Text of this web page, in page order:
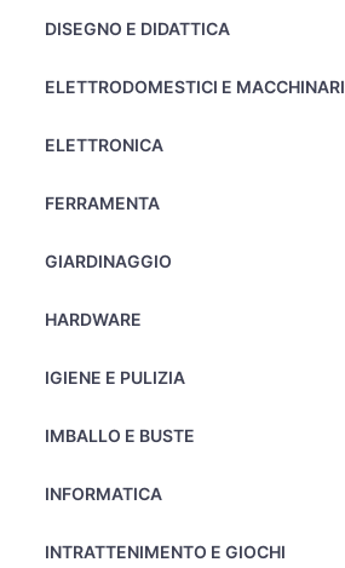
DISEGNO E DIDATTICA
ELETTRODOMESTICI E MACCHINARI
ELETTRONICA
FERRAMENTA
GIARDINAGGIO
HARDWARE
IGIENE E PULIZIA
IMBALLO E BUSTE
INFORMATICA
INTRATTENIMENTO E GIOCHI